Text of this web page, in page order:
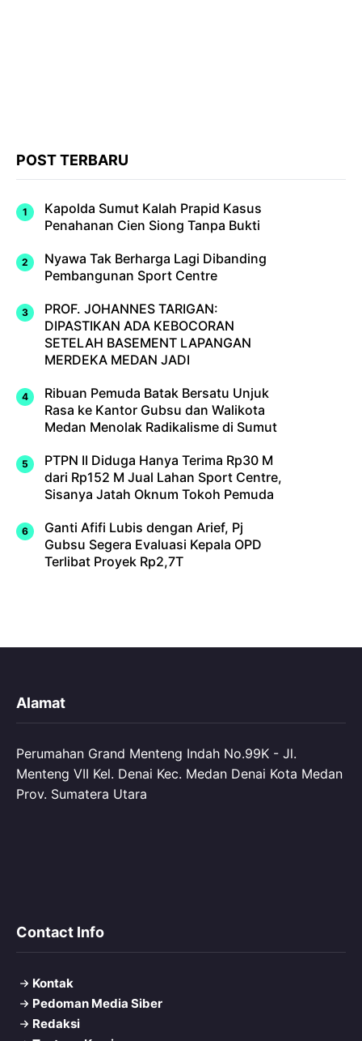
POST TERBARU
Kapolda Sumut Kalah Prapid Kasus
Penahanan Cien Siong Tanpa Bukti
Nyawa Tak Berharga Lagi Dibanding
Pembangunan Sport Centre
PROF. JOHANNES TARIGAN:
DIPASTIKAN ADA KEBOCORAN
SETELAH BASEMENT LAPANGAN
MERDEKA MEDAN JADI
Ribuan Pemuda Batak Bersatu Unjuk
Rasa ke Kantor Gubsu dan Walikota
Medan Menolak Radikalisme di Sumut
PTPN II Diduga Hanya Terima Rp30 M
dari Rp152 M Jual Lahan Sport Centre,
Sisanya Jatah Oknum Tokoh Pemuda
Ganti Afifi Lubis dengan Arief, Pj
Gubsu Segera Evaluasi Kepala OPD
Terlibat Proyek Rp2,7T
Alamat
Perumahan Grand Menteng Indah No.99K - Jl.
Menteng VII Kel. Denai Kec. Medan Denai Kota Medan
Prov. Sumatera Utara
Contact Info
Kontak
Pedoman Media Siber
Redaksi